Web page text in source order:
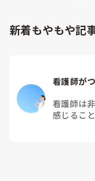
新着もやもや記
看護師が
看護師は
感じるこ